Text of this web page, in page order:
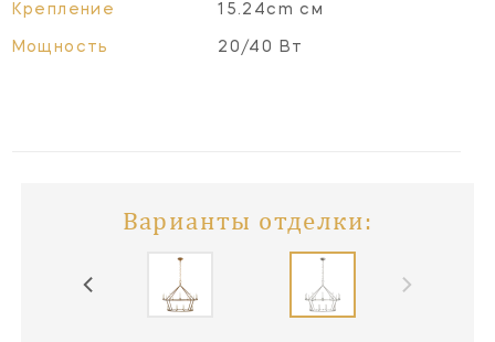
Крепление 15.24cm см
Мощность 20/40 Вт
Варианты отделки: